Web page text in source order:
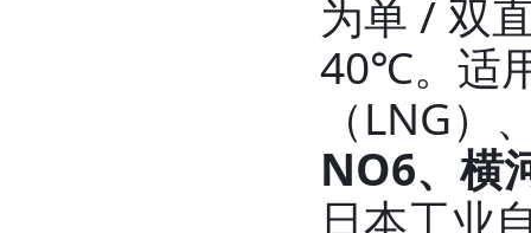
为单 / 双
40℃。适
（LNG
NO6、横
日本工业